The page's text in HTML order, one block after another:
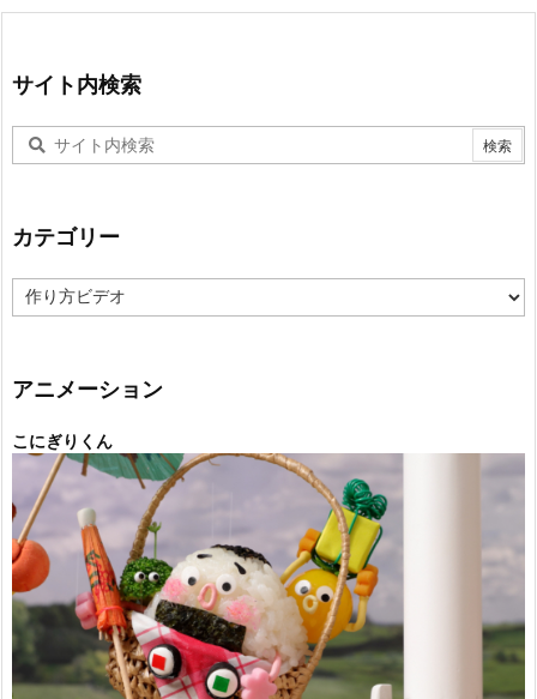
サイト内検索
カテゴリー
ー
アニメーション
こにぎりくん